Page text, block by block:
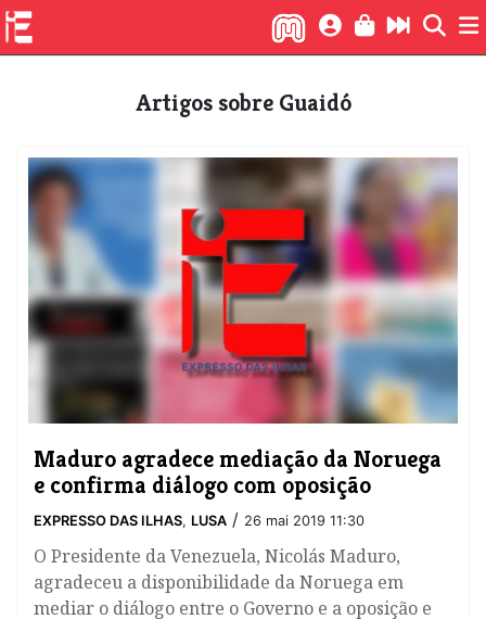
Artigos sobre Guaidó
Maduro agradece mediação da Noruega
e confirma diálogo com oposição
EXPRESSO DAS ILHAS, LUSA / 26 mai 2019 11:30
O Presidente da Venezuela, Nicolás Maduro,
agradeceu a disponibilidade da Noruega em
mediar o diálogo entre o Governo e a oposição e